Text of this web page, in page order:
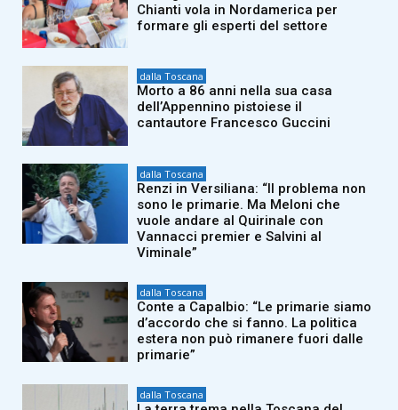
Chianti vola in Nordamerica per
formare gli esperti del settore
dalla Toscana
Morto a 86 anni nella sua casa
dell’Appennino pistoiese il
cantautore Francesco Guccini
dalla Toscana
Renzi in Versiliana: “Il problema non
sono le primarie. Ma Meloni che
vuole andare al Quirinale con
Vannacci premier e Salvini al
Viminale”
dalla Toscana
Conte a Capalbio: “Le primarie siamo
d’accordo che si fanno. La politica
estera non può rimanere fuori dalle
primarie”
dalla Toscana